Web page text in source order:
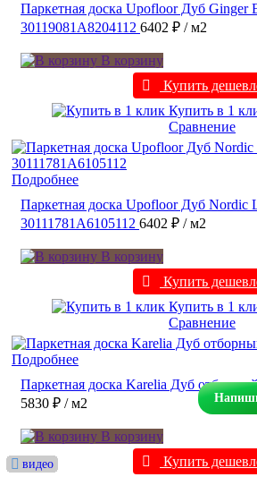
видео
видео
видео
видео
видео
видео
видео
видео
видео
видео
видео
видео
видео
видео
видео
видео
видео
видео
видео
видео
видео
видео
видео
видео
видео
видео
видео
видео
Паркетная доска Upofloor Дуб Ginger
30119081A8204112 6402 ₽ / м2
В корзину
Купить
Купить в 1
Сравнение
Подробнее
Паркетная доска Upofloor Дуб Nordic
30111781A6105112 6402 ₽ / м2
В корзину
Купить
Купить в 1
Сравнение
Подробнее
видео
Паркетная доска Karelia Дуб
5830 ₽ / м2
В корзину
Купить
видео